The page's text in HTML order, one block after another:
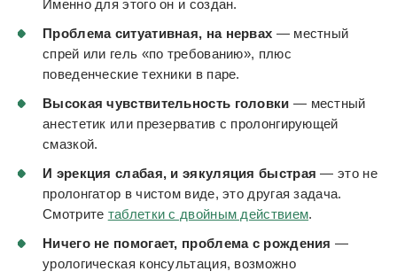
Именно для этого он и создан.
Проблема ситуативная, на нервах — местный
спрей или гель «по требованию», плюс
поведенческие техники в паре.
Высокая чувствительность головки — местный
анестетик или презерватив с пролонгирующей
смазкой.
И эрекция слабая, и эякуляция быстрая — это не
пролонгатор в чистом виде, это другая задача.
Смотрите таблетки с двойным действием.
Ничего не помогает, проблема с рождения —
урологическая консультация, возможно